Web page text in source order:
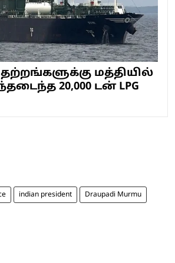
மத்தியில்
20,000 டன் LPG
indian president Draupadi Murmu